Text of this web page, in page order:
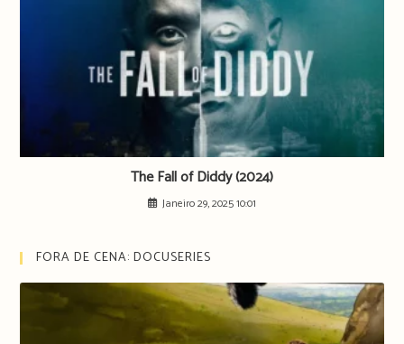
The Fall of Diddy (2024)
Janeiro 29, 2025 10:01
FORA DE CENA: DOCUSERIES